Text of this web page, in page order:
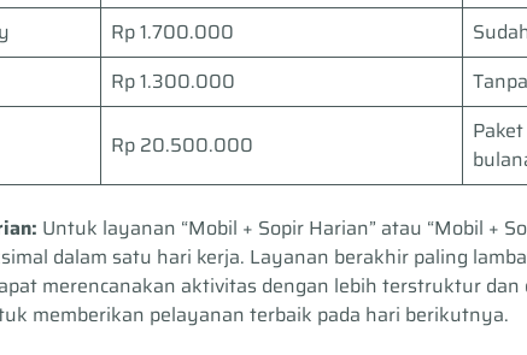
Rp 1.700.000
Rp 1.300.000
Rp 20.500.000
Untuk layanan “Mobil + Sopir Harian” atau “Mobil +
dalam satu hari kerja. Layanan berakhir paling
merencanakan aktivitas dengan lebih terstruktur
memberikan pelayanan terbaik pada hari berikutnya.